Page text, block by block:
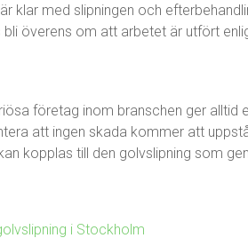
klar med slipningen och
överens om att arbetet är utfört
företag inom branschen ger alltid
att ingen skada kommer att
kopplas till den golvslipning som
i Stockholm